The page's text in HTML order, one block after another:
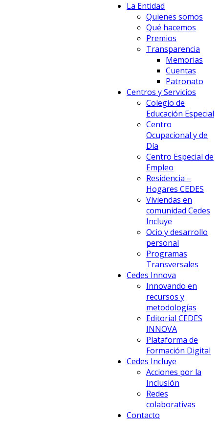
La Entidad
Quienes somos
Qué hacemos
Premios
Transparencia
Memorias
Cuentas
Patronato
Centros y Servicios
Colegio de
Educación Especial
Centro
Ocupacional y de
Día
Centro Especial de
Empleo
Residencia –
Hogares CEDES
Viviendas en
comunidad Cedes
Incluye
Ocio y desarrollo
personal
Programas
Transversales
Cedes Innova
Innovando en
recursos y
metodologías
Editorial CEDES
INNOVA
Plataforma de
Formación Digital
Cedes Incluye
Acciones por la
Inclusión
Redes
colaborativas
Contacto